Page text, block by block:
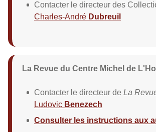
Contacter le directeur des
Charles-André Dubreuil
La Revue du Centre Michel de
Contacter le directeur de La
Ludovic Benezech
Consulter les instructions aux